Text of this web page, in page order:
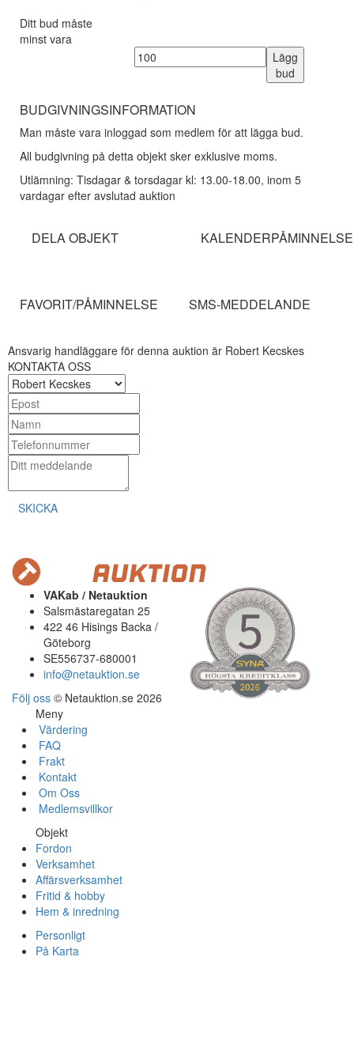
Ditt bud måste
minst vara
Lägg
bud
BUDGIVNINGSINFORMATION
Man måste vara inloggad som medlem för att lägga bud.
All budgivning på detta objekt sker exklusive moms.
Utlämning: Tisdagar & torsdagar kl: 13.00-18.00, inom 5
vardagar efter avslutad auktion
DELA OBJEKT KALENDERPÅMINNELSE
FAVORIT/PÅMINNELSE SMS-MEDDELANDE
Ansvarig handläggare för denna auktion är Robert Kecskes
KONTAKTA OSS
SKICKA
VAKab / Netauktion
Salsmästaregatan 25
422 46 Hisings Backa /
Göteborg
SE556737-680001
info@netauktion.se
Följ oss © Netauktion.se 2026
Meny
Värdering
FAQ
Frakt
Kontakt
Om Oss
Medlemsvillkor
Objekt
Fordon
Verksamhet
Affärsverksamhet
Fritid & hobby
Hem & inredning
Personligt
På Karta